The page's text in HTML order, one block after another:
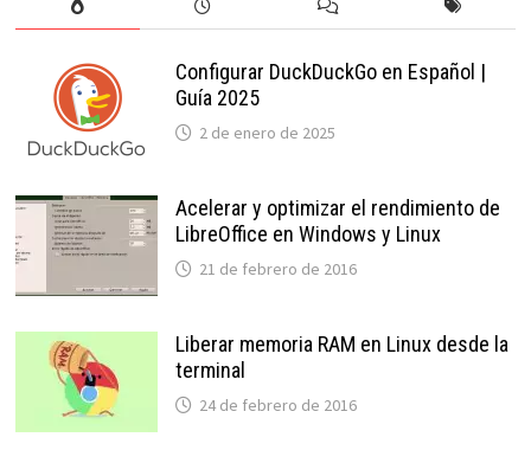
Configurar DuckDuckGo en Español |
Guía 2025
2 de enero de 2025
Acelerar y optimizar el rendimiento de
LibreOffice en Windows y Linux
21 de febrero de 2016
Liberar memoria RAM en Linux desde la
terminal
24 de febrero de 2016